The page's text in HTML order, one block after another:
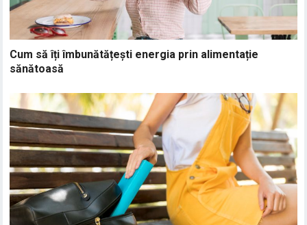
Cum să îți îmbunătățești energia prin alimentație
sănătoasă